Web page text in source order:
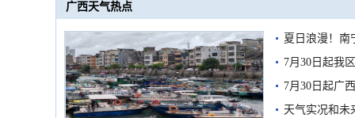
广西天气热点
夏日浪漫！南
7月30日起我
7月30日起广
天气实况和未